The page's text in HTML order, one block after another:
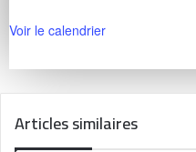
Voir le calendrier
Articles similaires